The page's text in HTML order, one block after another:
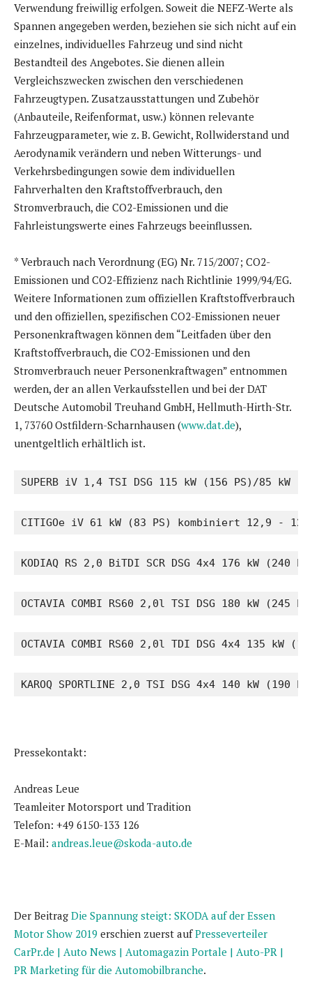
Verwendung freiwillig erfolgen. Soweit die NEFZ-Werte als
Spannen angegeben werden, beziehen sie sich nicht auf ein
einzelnes, individuelles Fahrzeug und sind nicht
Bestandteil des Angebotes. Sie dienen allein
Vergleichszwecken zwischen den verschiedenen
Fahrzeugtypen. Zusatzausstattungen und Zubehör
(Anbauteile, Reifenformat, usw.) können relevante
Fahrzeugparameter, wie z. B. Gewicht, Rollwiderstand und
Aerodynamik verändern und neben Witterungs- und
Verkehrsbedingungen sowie dem individuellen
Fahrverhalten den Kraftstoffverbrauch, den
Stromverbrauch, die CO2-Emissionen und die
Fahrleistungswerte eines Fahrzeugs beeinflussen.
* Verbrauch nach Verordnung (EG) Nr. 715/2007; CO2-
Emissionen und CO2-Effizienz nach Richtlinie 1999/94/EG.
Weitere Informationen zum offiziellen Kraftstoffverbrauch
und den offiziellen, spezifischen CO2-Emissionen neuer
Personenkraftwagen können dem “Leitfaden über den
Kraftstoffverbrauch, die CO2-Emissionen und den
Stromverbrauch neuer Personenkraftwagen” entnommen
werden, der an allen Verkaufsstellen und bei der DAT
Deutsche Automobil Treuhand GmbH, Hellmuth-Hirth-Str.
1, 73760 Ostfildern-Scharnhausen (www.dat.de),
unentgeltlich erhältlich ist.
SUPERB iV 1,4 TSI DSG 115 kW (156 PS)/85
CITIGOe iV 61 kW (83 PS) kombiniert 12,9 -
KODIAQ RS 2,0 BiTDI SCR DSG 4x4 176 kW
OCTAVIA COMBI RS60 2,0l TSI DSG 180 kW
OCTAVIA COMBI RS60 2,0l TDI DSG 4x4 135
KAROQ SPORTLINE 2,0 TSI DSG 4x4 140 kW
Pressekontakt:
Andreas Leue
Teamleiter Motorsport und Tradition
Telefon: +49 6150-133 126
E-Mail: andreas.leue@skoda-auto.de
Der Beitrag Die Spannung steigt: SKODA auf der Essen
Motor Show 2019 erschien zuerst aufPresseverteiler
CarPr.de | Auto News | Automagazin Portale | Auto-PR |
PR Marketing für die Automobilbranche.